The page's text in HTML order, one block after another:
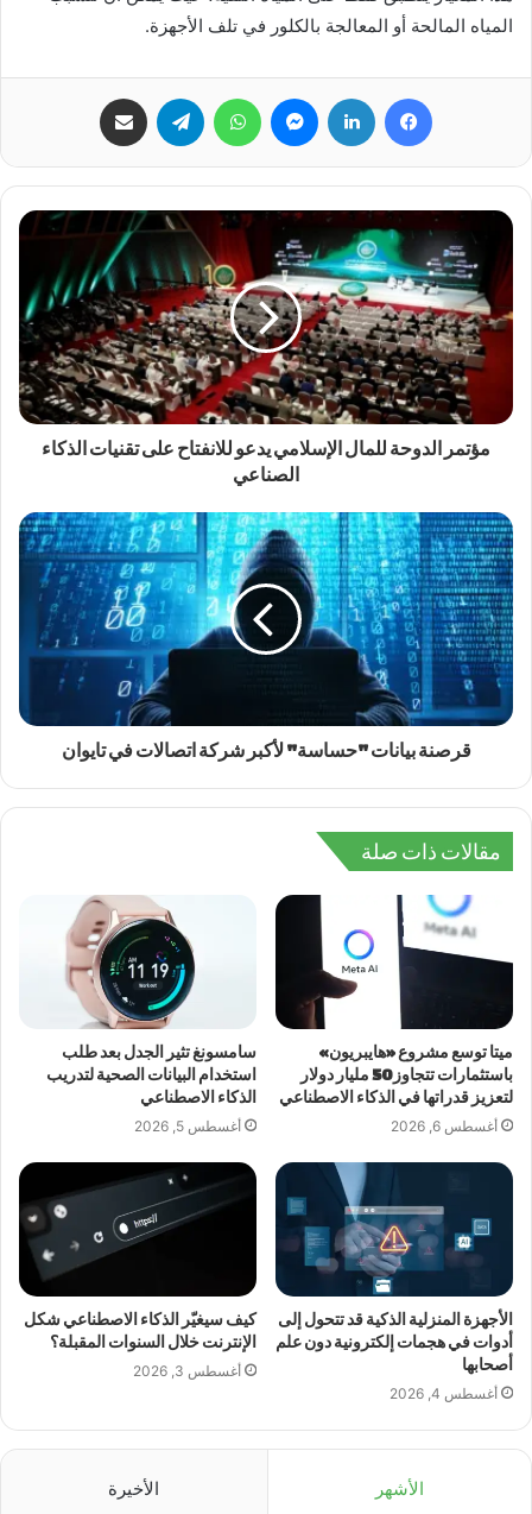
المياه المالحة أو المعالجة بالكلور في تلف الأجهزة.
فيسبوك لينكدإن ماسنجر واتساب تيلقرام
مؤتمر الدوحة للمال الإسلامي يدعو للانفتاح على تقنيات الذكاء
الصناعي
قرصنة بيانات "حساسة" لأكبر شركة اتصالات في تايوان
مقالات ذات صلة
ميتا توسع مشروع «هايبريون»
باستثمارات تتجاوز 50 مليار دولار
لتعزيز قدراتها في الذكاء الاصطناعي
أغسطس 6, 2026
سامسونغ تثير الجدل بعد طلب
استخدام البيانات الصحية لتدريب
الذكاء الاصطناعي
أغسطس 5, 2026
الأجهزة المنزلية الذكية قد تتحول إلى
أدوات في هجمات إلكترونية دون علم
أصحابها
أغسطس 4, 2026
كيف سيغيّر الذكاء الاصطناعي شكل
الإنترنت خلال السنوات المقبلة؟
أغسطس 3, 2026
الأشهر الأخيرة